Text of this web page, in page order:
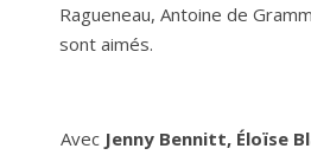
Ragueneau, Antoine de
sont aimés.
Avec Jenny Bennitt, Éloïse